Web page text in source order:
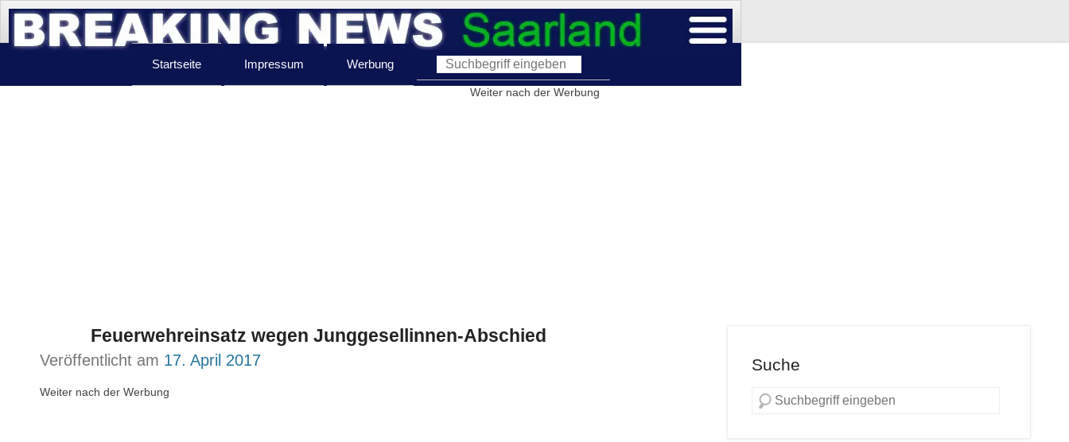
Startseite Impressum Werbung
Weiter nach der Werbung
Feuerwehreinsatz wegen Junggesellinnen-Abschied
Veröffentlicht am 17. April 2017
Weiter nach der Werbung
Suche